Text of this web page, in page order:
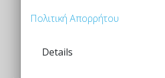
Πολιτική Απορρήτου
Details